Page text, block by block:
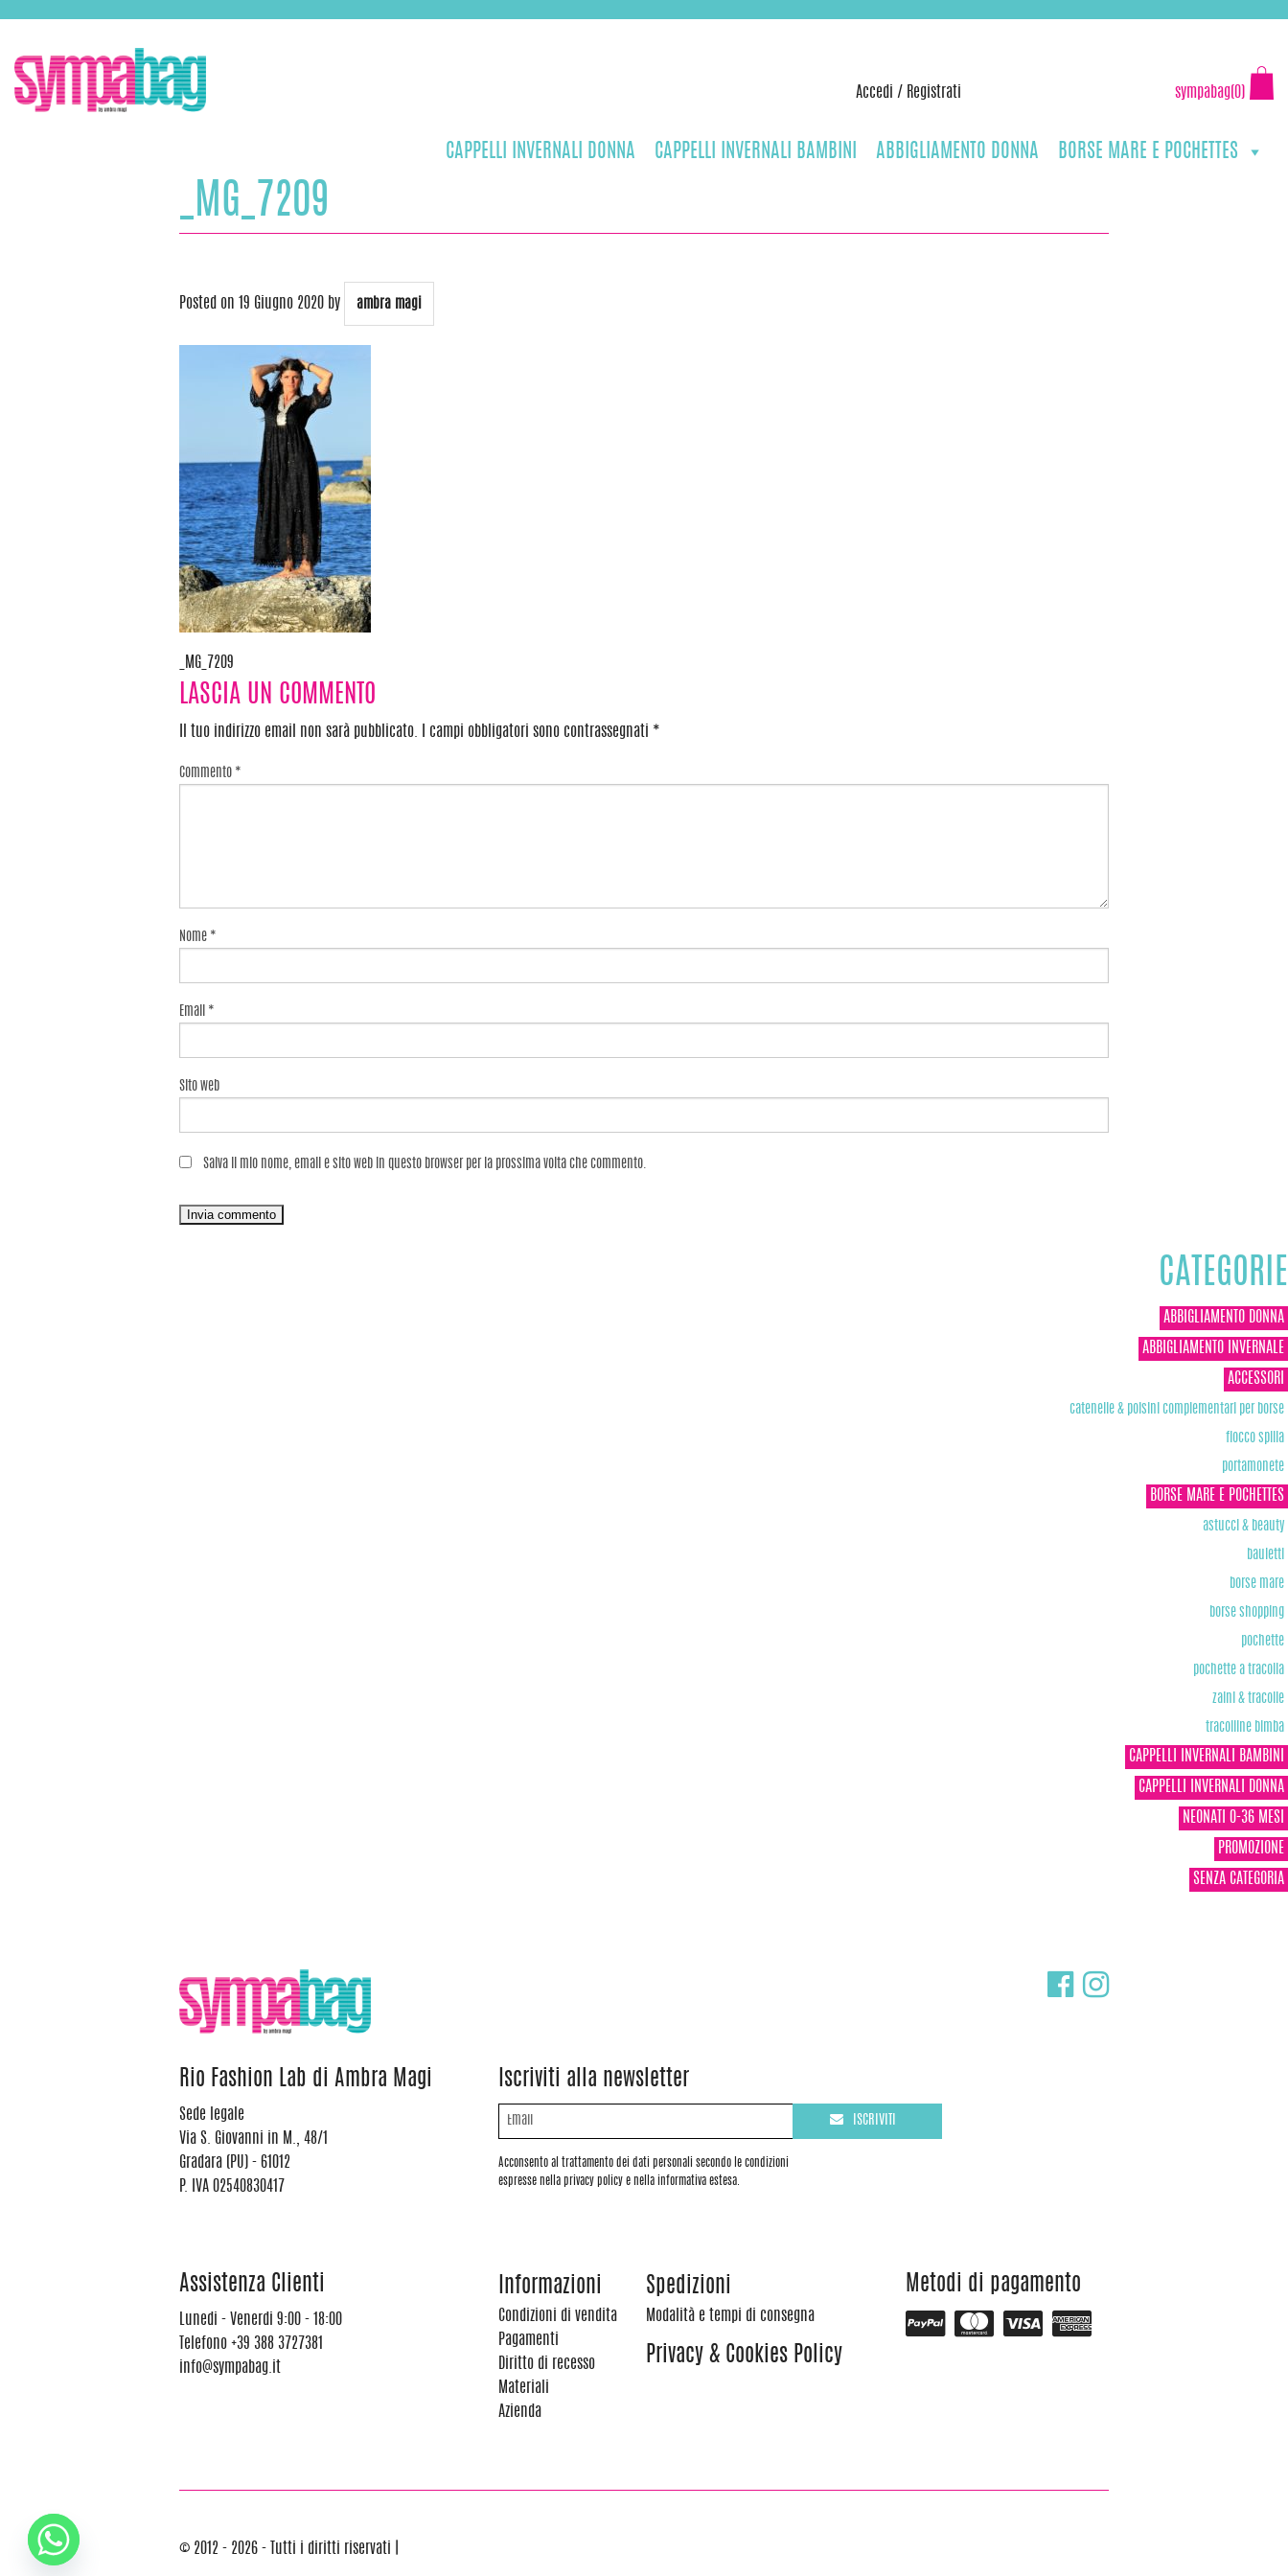
content
Accedi / Registrati sympabag(0)
CAPPELLI INVERNALI DONNA CAPPELLI INVERNALI BAMBINI ABBIGLIAMENTO DONNA BORSE MARE E POCHETTES
_MG_7209
Posted on 19 Giugno 2020 by ambra magi
Navigazione
articoli
_MG_7209
LASCIA UN COMMENTO
Il tuo indirizzo email non sarà pubblicato. I campi obbligatori sono contrassegnati *
Commento *
Nome *
Email *
Sito web
Salva il mio nome, email e sito web in questo browser per la prossima volta che commento.
CATEGORIE
ABBIGLIAMENTO DONNA
ABBIGLIAMENTO INVERNALE
ACCESSORI
catenelle & polsini complementari per borse
fiocco spilla
portamonete
BORSE MARE E POCHETTES
astucci & beauty
bauletti
borse mare
borse shopping
pochette
pochette a tracolla
zaini & tracolle
tracolline bimba
CAPPELLI INVERNALI BAMBINI
CAPPELLI INVERNALI DONNA
NEONATI 0-36 MESI
PROMOZIONE
SENZA CATEGORIA
Rio Fashion Lab di Ambra Magi
Sede legale
Via S. Giovanni in M., 48/1
Gradara (PU) - 61012
P. IVA 02540830417
Iscriviti alla newsletter
Acconsento al trattamento dei dati personali secondo le condizioni
espresse nella privacy policy e nella informativa estesa.
ISCRIVITI
Assistenza Clienti
Lunedi - Venerdi 9:00 - 18:00
Telefono +39 388 3727381
info@sympabag.it
Informazioni
Condizioni di vendita
Pagamenti
Diritto di recesso
Materiali
Azienda
Spedizioni
Modalità e tempi di consegna
Privacy & Cookies Policy
Metodi di pagamento
© 2012 - 2026 - Tutti i diritti riservati |